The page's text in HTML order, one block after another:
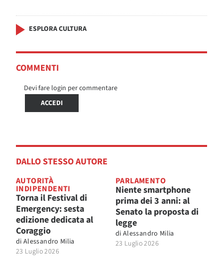
ESPLORA CULTURA
COMMENTI
Devi fare login per commentare
ACCEDI
DALLO STESSO AUTORE
AUTORITÀ
INDIPENDENTI
Torna il Festival di
Emergency: sesta
edizione dedicata al
Coraggio
di Alessandro Milia
23 Luglio 2026
PARLAMENTO
Niente smartphone
prima dei 3 anni: al
Senato la proposta di
legge
di Alessandro Milia
23 Luglio 2026